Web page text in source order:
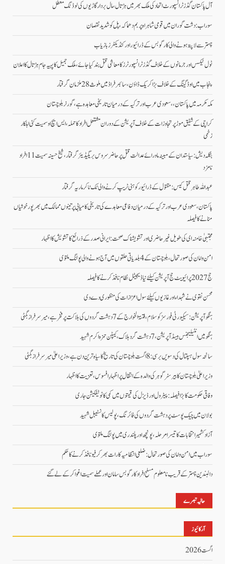
آل پاکستان گڈز ٹرانسپورٹ اتحاد کی ملک بھر میں ہڑتال،مال بردار گاڑیوں کی لوڈنگ معطل
سوراب: دشت گوران میں قومی شاہراہ پر بم دھماکہ، پل کو شدید نقصان
چہتر سے لاپتہ ہونے والی کارگو بس کے ڈرائیور اور کنڈیکٹرز بازیاب
ٹول ٹیکس اور جرمانوں کے خلاف گڈز ٹرانسپورٹرز کا معاشی قتل بند کیا جائے، ملک جمیل کا پہیہ جام ہڑتال کا اعلان
پنجاب میں اوڈ گینگ کے خلاف بڑا کریک ڈاؤن، سائبر فراڈ میں ملوث 28 ملزمان گرفتار
مکہ مکرمہ میں پاکستان،، سعودی عرب اور ترکیہ کے درمیان تاریخی معاہدہ ہے، گورنر بلوچستان
کراچی کے شفیق موڑ پر تجاوزات کے خلاف آپریشن کے دوران مشتعل افراد کا حملہ، ایس ایچ او سمیت کئی اہلکار
زخمی
بنگلہ دیش: سیاستدان کے مبینہ ماورائے عدالت قتل پر حاضر سروس بریگیڈیئر گرفتار، شیخ حسینہ سمیت 11 افراد
نامزد
عبداللہ طاہر قتل کیس: مقتول کے ڈرائیور کو ہنی ٹریپ کرنے والی ٹک ٹاکر ماریہ گرفتار
پاکستان، سعودی عرب اور ترکیہ کے درمیان دفاعی معاہدے کی تاریخی کامیابی پرتینوں ممالک میں بھرپورخوشیاں
منانے کا فیصلہ
مجتبیٰ خامنہ ای کی طویل غیرحاضری اور تشویشناک صحت: ایرانی صدر کے ذرائع کا تشویش کا اظہار
امن وامان کی صورتحال،بلوچستان کے 4 بلدیاتی حلقوں میں آج ہونے والی پولنگ ملتوی
حج 2027 پرائیویٹ حج آپریشن کیلئے نیا ڈیجیٹل نظام نافذ کرنے کا فیصلہ
محسن نقوی نے شہداء اور غازیوں کیلئے سول اعزازات کی منظوری دے دی
ہنگو آپریشن: سیکیورٹی فورسز کو سلام، فتنۃ الخوارج کے 7 دہشت گردوں کی ہلاکت پر فخر ہے، میر سرفراز بگٹی
ہنگو میں انٹیلیجنس بیسڈ آپریشن، 7 دہشت گرد ہلاک، کیپٹن حمزہ اکرم شہید
سانحہ سول ہسپتال کی دسویں برسی: 8 اگست بلوچستان کی تاریخ کا سیاہ ترین دن ہے، وزیر اعلیٰ میر سرفراز بگٹی
وزیر اعلیٰ بلوچستان کا بیرسٹر گوہر کی والدہ کے انتقال پر اظہارِ افسوس، تعزیت کا اظہار
وفاقی حکومت کا بڑا فیصلہ: پیٹرول اور ڈیزل کی قیمتوں میں کمی کا نوٹیفکیشن جاری
بولان میں چیک پوسٹ پر دہشت گردوں کی فائرنگ، پولیس کانسٹیبل شہید
آزاد کشمیر انتخابات کا تیسرا مرحلہ، پونچھ اور پلندری میں پولنگ ملتوی
سوراب میں امن و امان کی صورتحال: ضلعی انتظامیہ کا رات بھر کرفیو نافذ کرنے کا حکم
دالبندین چہتر کے قریب نامعلوم مسلح افراد کارگو بس سامان اور عملے سمیت اغوا کر کے لے گئے
حالیہ تبصرے
آرکائیوز
اگست 2026